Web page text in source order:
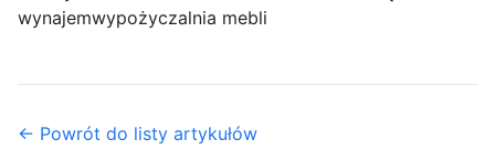
wynajemwypożyczalnia mebli
← Powrót do listy artykułów